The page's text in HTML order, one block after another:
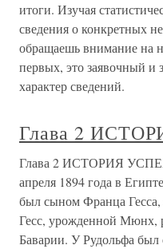
итоги. Изучая
сведения о конкретных
обращаешь внимание на
первых, это заявочный и
характер сведений.
Глава 2
Глава 2 ИСТОРИЯ
апреля 1894 года в
был сыном Франца
Гесс, урожденной Мюнх,
Баварии. У Рудольфа